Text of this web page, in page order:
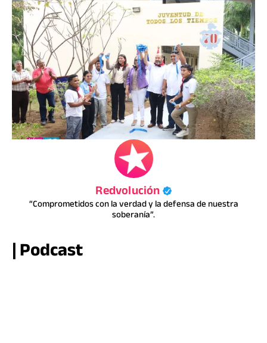
Redvolución
“Comprometidos con la verdad y la defensa de nuestra
soberanía”.
| Podcast